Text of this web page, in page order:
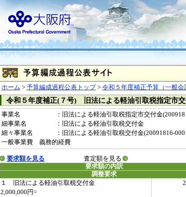
ホーム > 予算編成過程公表トップ> 令和５年度補正予算（一般
令和５年度補正(７号) 旧法による軽油引取税指定市
事業名 ：旧法による軽油引取税指定市交付金
細事業名
：旧法による軽油引取税交付金
細々事業名
：旧法による軽油引取税交付金(20091816-
一般事業費 義務的経費
要求額を見る 査定額を見る
要求額の内訳
調整要求
１ 旧法による軽油引取税交付金
2,000,000円=